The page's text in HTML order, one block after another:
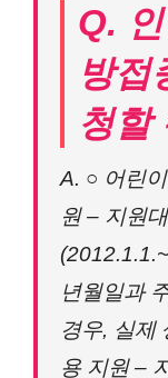
Q.
방접
청할
A. ○ 어린
원 – 지원
년월일과
경우, 실제
용 지원 –